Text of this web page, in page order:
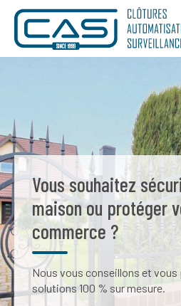
ACCUEIL ACTUALITÉS
CAS-
Clients
Vous souhaitez
maison ou protéger
commerce ?
Nous vous conseillons et
solutions 100 % sur mesure.